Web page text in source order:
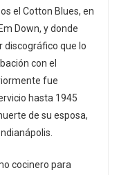
el Cotton Blues, en
Down, y donde
discográfico que lo
con el
fue
hasta 1945
de su esposa,
cocinero para